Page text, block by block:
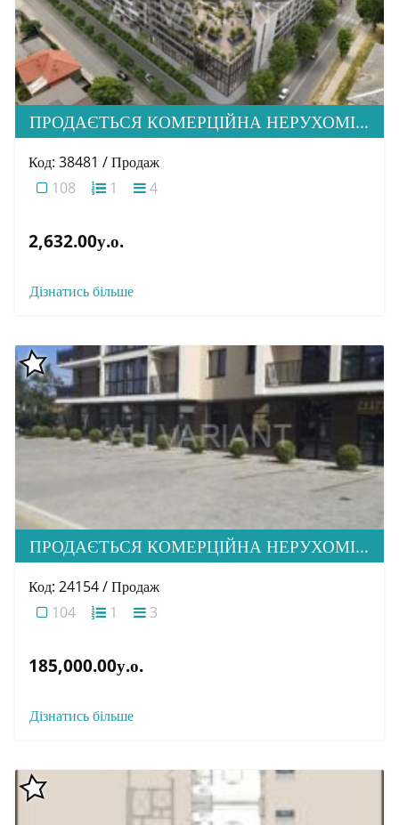
ПРОДАЄТЬСЯ КОМЕРЦІЙНА НЕРУХОМІСТЬ ВІД ЗАБУДОВНИКА, ЖК MONTREAL
Код: 38481 / Продаж
108
1 4
2,632.00у.о.
Дізнатись більше
ПРОДАЄТЬСЯ КОМЕРЦІЙНА НЕРУХОМІСТЬ ТА ГОТОВИЙ ПРИБУТКОВИЙ БІЗНЕС, МКР-Н МИНАЙ
Код: 24154 / Продаж
104
1 3
185,000.00у.о.
Дізнатись більше